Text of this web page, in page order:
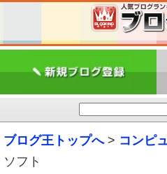
ブログ王トップへ> コンピ
ソフト